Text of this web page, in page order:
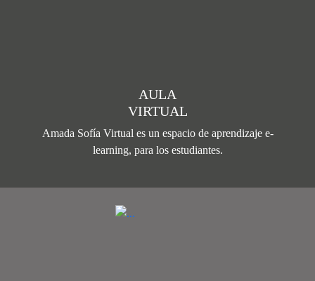
AULA
VIRTUAL
Amada Sofía Virtual es un espacio de aprendizaje e-
learning, para los estudiantes.